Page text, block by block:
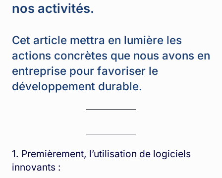
nos activités.
Cet article mettra en lumière les
actions concrètes que nous avons en
entreprise pour favoriser le
développement durable.
1. Premièrement, l’utilisation de logiciels
innovants :